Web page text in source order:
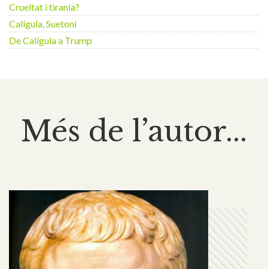
Crueltat i tirania?
Calígula, Suetoni
De Calígula a Trump
Més de l’autor...